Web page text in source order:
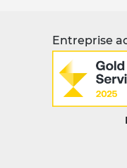
Entreprise